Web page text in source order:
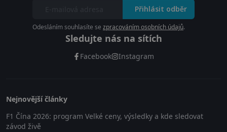
Přihlásit odběr
Odesláním souhlasíte se zpracováním osobních údajů.
Sledujte nás na sítích
Facebook Instagram
Nejnovější články
F1 Čína 2026: program Velké ceny, výsledky a kde sledovat
závod živě